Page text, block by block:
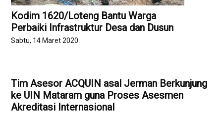
Kodim 1620/Loteng Bantu Warga
Perbaiki Infrastruktur Desa dan Dusun
Sabtu, 14 Maret 2020
Tim Asesor ACQUIN asal Jerman Berkunjung
ke UIN Mataram guna Proses Asesmen
Akreditasi Internasional